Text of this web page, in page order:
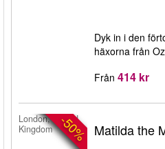
Dyk in i den
häxorna från
Från 414 kr
-50%
London, United
Kingdom
Matilda the